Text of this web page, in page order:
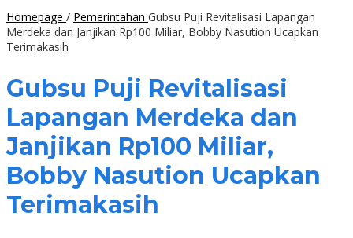
Homepage / Pemerintahan Gubsu Puji Revitalisasi Lapangan
Merdeka dan Janjikan Rp100 Miliar, Bobby Nasution Ucapkan
Terimakasih
Gubsu Puji Revitalisasi
Lapangan Merdeka dan
Janjikan Rp100 Miliar,
Bobby Nasution Ucapkan
Terimakasih